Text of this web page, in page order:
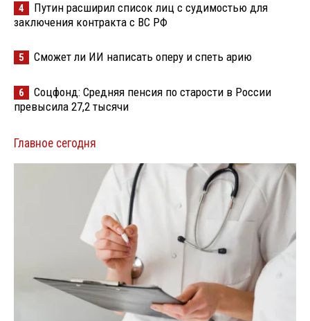
4
Путин расширил список лиц с судимостью для
заключения контракта с ВС РФ
5 Сможет ли ИИ написать оперу и спеть арию
6
Соцфонд: Средняя пенсия по старости в России
превысила 27,2 тысячи
Главное сегодня